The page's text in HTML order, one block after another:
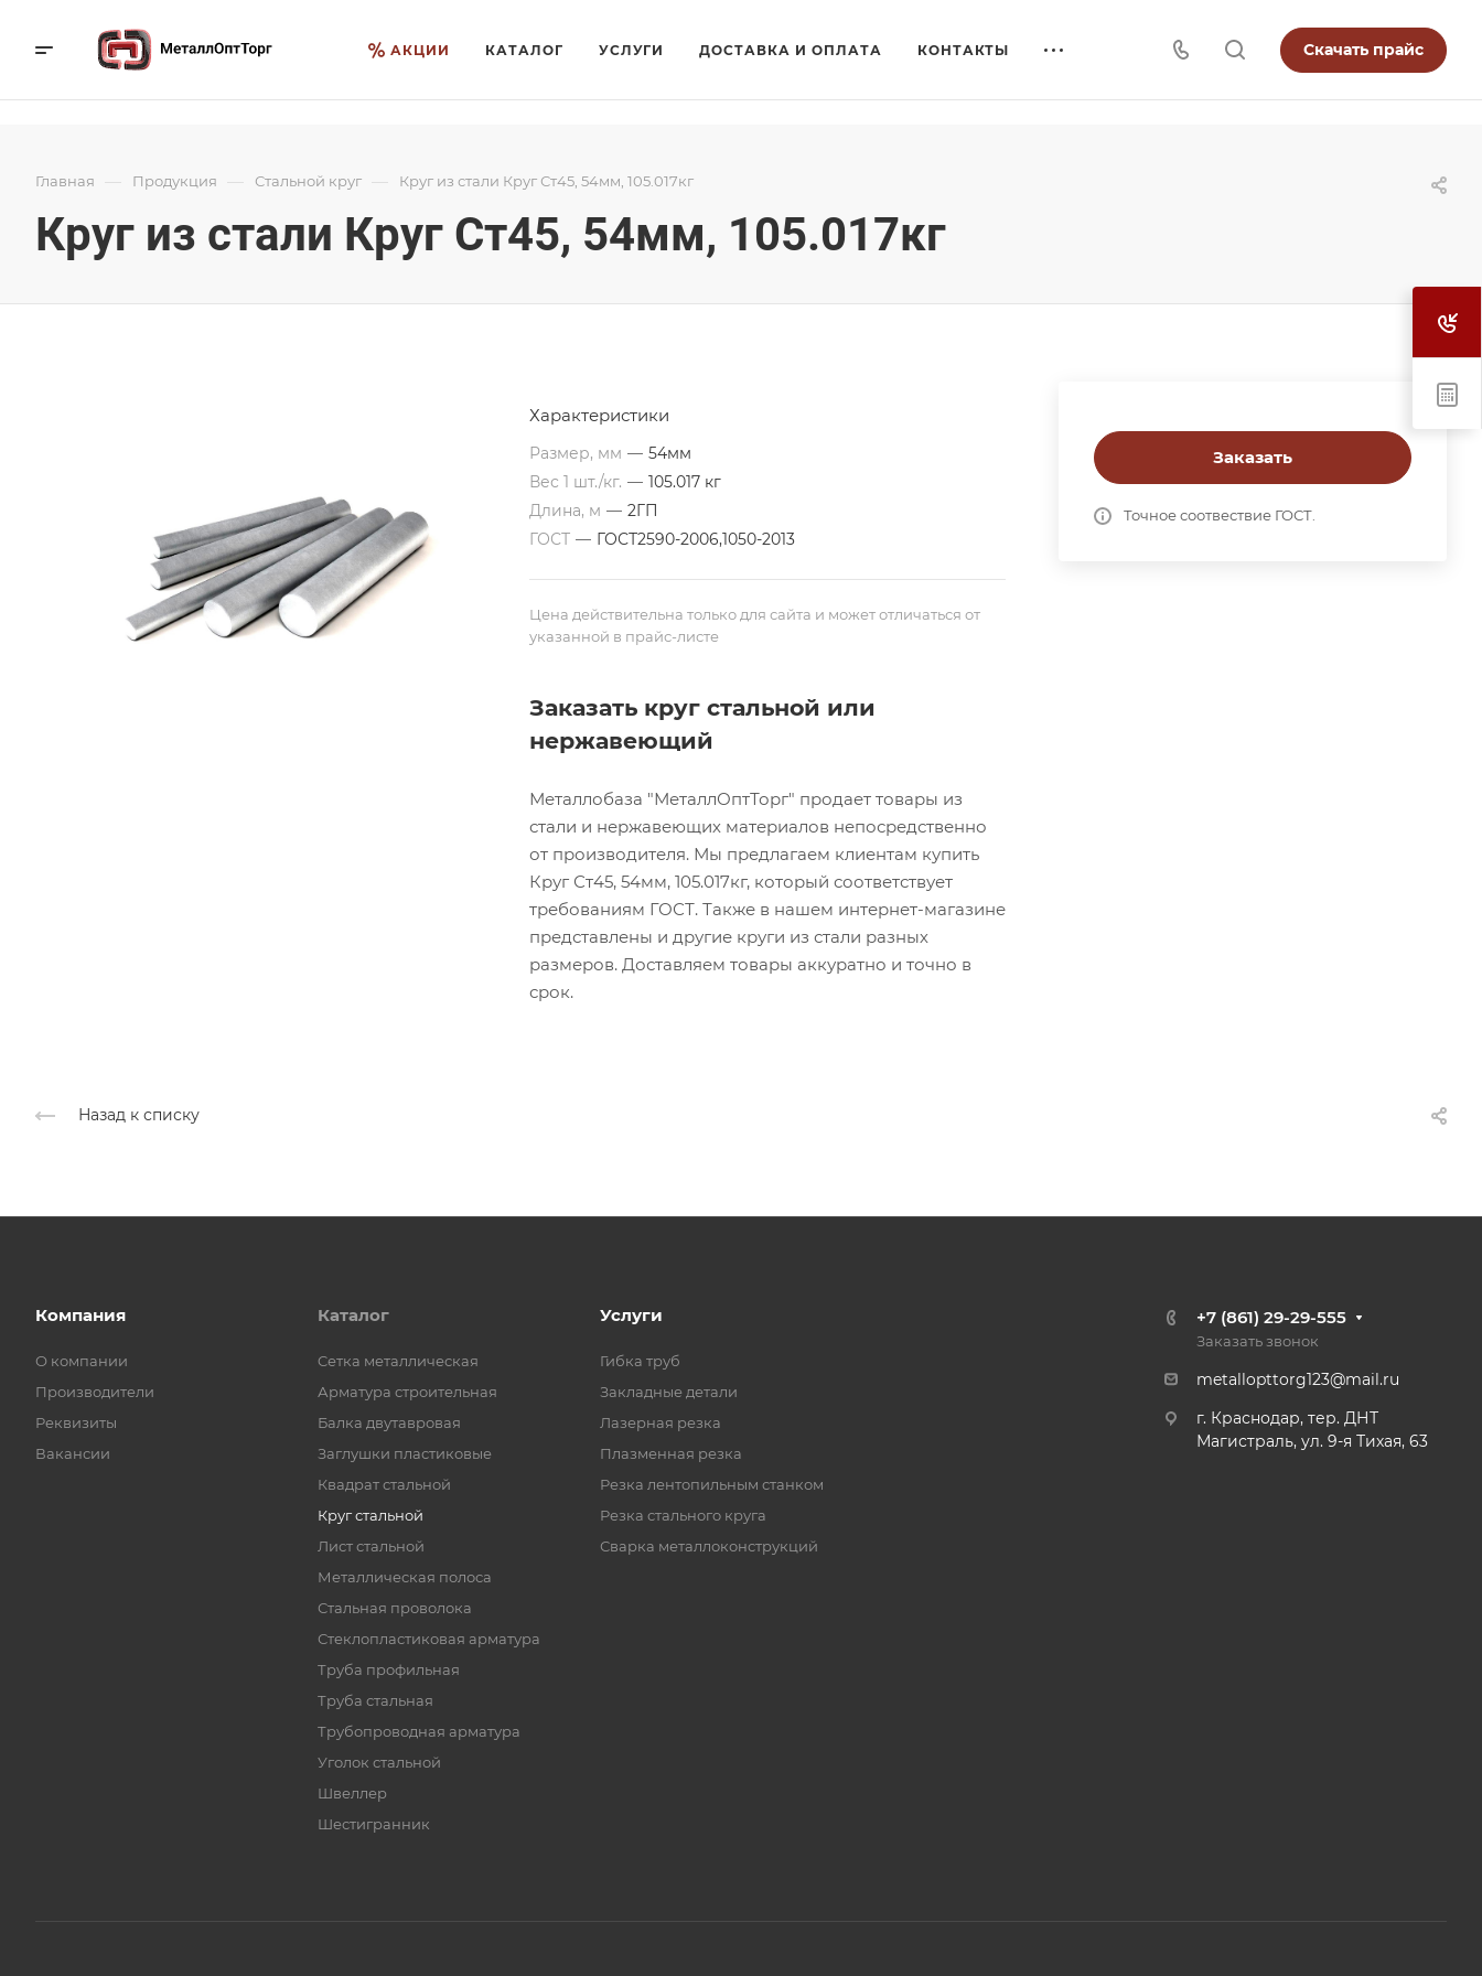
АКЦИИ КАТАЛОГ УСЛУГИ ДОСТАВКА И ОПЛАТА КОНТАКТЫ Скачать прайс
Главная — Продукция — Стальной круг — Круг из стали Круг Ст45, 54мм, 105.017кг
Круг из стали Круг Ст45, 54мм, 105.017кг
Заказать
Точное соотвествие ГОСТ.
Характеристики
Размер, мм — 54мм
Вес 1 шт./кг. — 105.017 кг
Длина, м — 2ГП
ГОСТ — ГОСТ2590-2006,1050-2013
Цена действительна только для сайта и может отличаться от
указанной в прайс-листе
Заказать круг стальной или
нержавеющий
Металлобаза "МеталлОптТорг" продает товары из
стали и нержавеющих материалов непосредственно
от производителя. Мы предлагаем клиентам купить
Круг Ст45, 54мм, 105.017кг, который соответствует
требованиям ГОСТ. Также в нашем интернет-магазине
представлены и другие круги из стали разных
размеров. Доставляем товары аккуратно и точно в
срок.
Назад к списку
Компания
О компании
Производители
Реквизиты
Вакансии
Каталог
Cетка металлическая
Арматура строительная
Балка двутавровая
Заглушки пластиковые
Квадрат стальной
Круг стальной
Лист стальной
Металлическая полоса
Стальная проволока
Стеклопластиковая арматура
Труба профильная
Труба стальная
Трубопроводная арматура
Уголок стальной
Швеллер
Шестигранник
Услуги
Гибка труб
Закладные детали
Лазерная резка
Плазменная резка
Резка лентопильным станком
Резка стального круга
Сварка металлоконструкций
+7 (861) 29-29-555
Заказать звонок
metallopttorg123@mail.ru
г. Краснодар, тер. ДНТ
Магистраль, ул. 9-я Тихая, 63